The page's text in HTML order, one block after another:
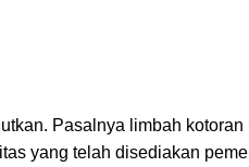
Pasalnya limbah kotoran
yang telah disediakan